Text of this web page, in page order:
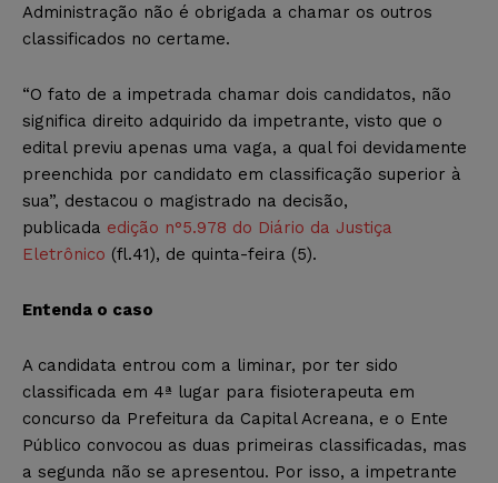
Administração não é obrigada a chamar os outros
classificados no certame.
“O fato de a impetrada chamar dois candidatos, não
significa direito adquirido da impetrante, visto que o
edital previu apenas uma vaga, a qual foi devidamente
preenchida por candidato em classificação superior à
sua”, destacou o magistrado na decisão,
publicada edição n°5.978 do Diário da Justiça
Eletrônico (fl.41), de quinta-feira (5).
Entenda o caso
A candidata entrou com a liminar, por ter sido
classificada em 4ª lugar para fisioterapeuta em
concurso da Prefeitura da Capital Acreana, e o Ente
Público convocou as duas primeiras classificadas, mas
a segunda não se apresentou. Por isso, a impetrante